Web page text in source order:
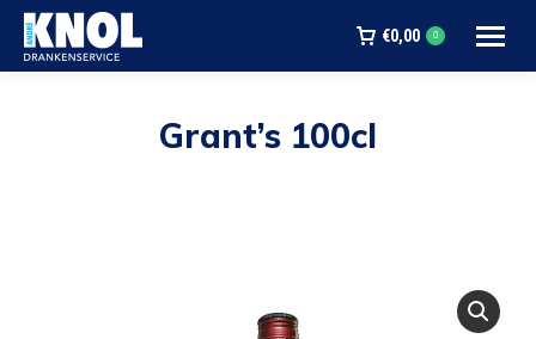
€0,00 0
Grant’s 100cl